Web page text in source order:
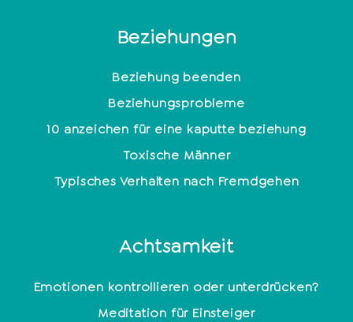
Beziehungen
Beziehung beenden
Beziehungsprobleme
10 anzeichen für eine kaputte beziehung
Toxische Männer
Typisches Verhalten nach Fremdgehen
Achtsamkeit
Emotionen kontrollieren oder unterdrücken?
Meditation für Einsteiger